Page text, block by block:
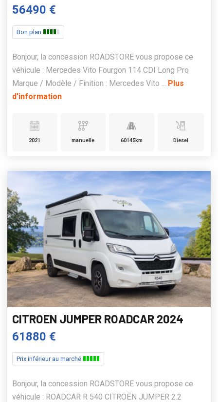
56490 €
Bon plan
Bonjour, la concession ROADSTORE vous propose ce
véhicule : Mercedes Vito Fourgon 114 CDI Long Pro
Marque / Modèle / Finition : Mercedes Vito ... Plus
d'information
2021 manuelle 60145km Diesel
CITROEN JUMPER ROADCAR 2024
61880 €
Prix inférieur au marché
Bonjour, la concession ROADSTORE vous propose ce
véhicule : ROADCAR R 540 CITROËN JUMPER 2.2